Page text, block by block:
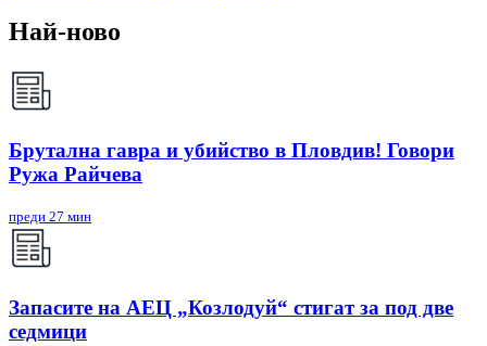
Най-ново
Брутална гавра и убийство в Пловдив! Говори
Ружа Райчева
преди 27 мин
Запасите на АЕЦ „Козлодуй“ стигат за под две
седмици